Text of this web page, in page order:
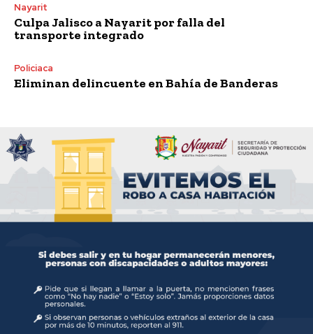
Nayarit
Culpa Jalisco a Nayarit por falla del
transporte integrado
Policiaca
Eliminan delincuente en Bahía de Banderas